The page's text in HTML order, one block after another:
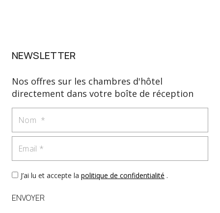
NEWSLETTER
Nos offres sur les chambres d'hôtel
directement dans votre boîte de réception
J’ai lu et accepte la politique de confidentialité .
ENVOYER